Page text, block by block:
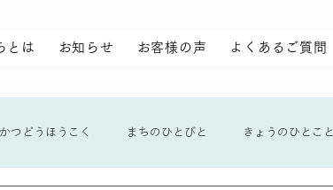
とは お知らせ お客様の声 よくあるご質問
かつどうほうこく まちのひとびと きょうのひとこと